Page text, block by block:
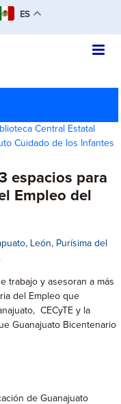
ES
Central Estatal
Cuidado de los Infantes
espacios para
Empleo del
León, Purísima del
trabajo y asesoran a más
del Empleo que
CECyTE y la
Guanajuato Bicentenario
de Guanajuato